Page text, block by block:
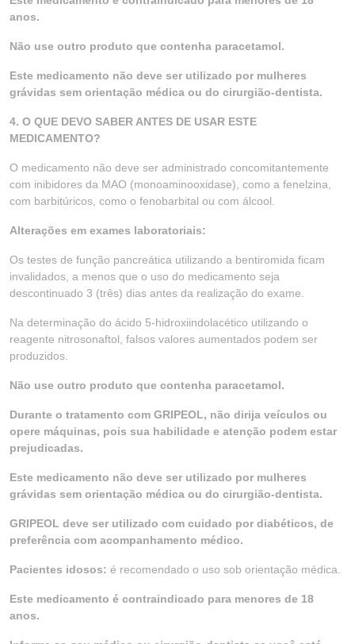
anos.
Não use outro produto que contenha paracetamol.
Este medicamento não deve ser utilizado por mulheres
grávidas sem orientação médica ou do cirurgião-dentista.
4. O QUE DEVO SABER ANTES DE USAR ESTE
MEDICAMENTO?
O medicamento não deve ser administrado concomitantemente
com inibidores da MAO (monoaminooxidase), como a fenelzina,
com barbitúricos, como o fenobarbital ou com álcool.
Alterações em exames laboratoriais:
Os testes de função pancreática utilizando a bentiromida ficam
invalidados, a menos que o uso do medicamento seja
descontinuado 3 (três) dias antes da realização do exame.
Na determinação do ácido 5-hidroxiindolacético utilizando o
reagente nitrosonaftol, falsos valores aumentados podem ser
produzidos.
Não use outro produto que contenha paracetamol.
Durante o tratamento com GRIPEOL, não dirija veículos ou
opere máquinas, pois sua habilidade e atenção podem estar
prejudicadas.
Este medicamento não deve ser utilizado por mulheres
grávidas sem orientação médica ou do cirurgião-dentista.
GRIPEOL deve ser utilizado com cuidado por diabéticos, de
preferência com acompanhamento médico.
Pacientes idosos: é recomendado o uso sob orientação médica.
Este medicamento é contraindicado para menores de 18
anos.